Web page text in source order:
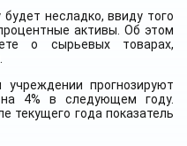
несладко, ввиду того
активы. Об этом
о сырьевых товарах,
прогнозируют
4% в следующем году.
текущего года показатель